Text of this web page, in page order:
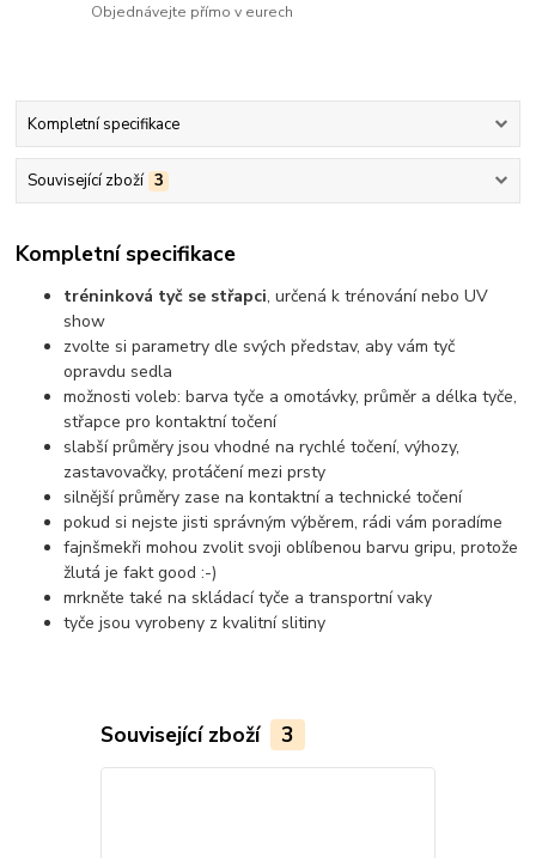
Objednávejte přímo v eurech
Kompletní specifikace
Související zboží 3
Kompletní specifikace
tréninková tyč se střapci, určená k trénování nebo UV
show
zvolte si parametry dle svých představ, aby vám tyč
opravdu sedla
možnosti voleb: barva tyče a omotávky, průměr a délka tyče,
střapce pro kontaktní točení
slabší průměry jsou vhodné na rychlé točení, výhozy,
zastavovačky, protáčení mezi prsty
silnější průměry zase na kontaktní a technické točení
pokud si nejste jisti správným výběrem, rádi vám poradíme
fajnšmekři mohou zvolit svoji oblíbenou barvu gripu, protože
žlutá je fakt good :-)
mrkněte také na skládací tyče a transportní vaky
tyče jsou vyrobeny z kvalitní slitiny
Související zboží 3